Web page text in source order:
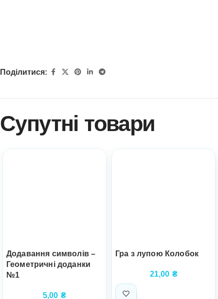
Поділитися:
Супутні товари
Додавання символів –
Геометричні доданки
№1
5,00 ₴
Гра з лупою Колобок
21,00 ₴